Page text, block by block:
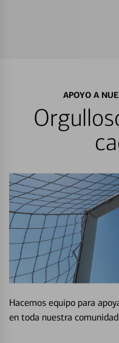
APOYO A
Hacemos equipo para
en toda nuestra